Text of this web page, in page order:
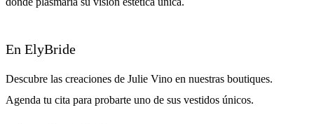
En ElyBride
Descubre las creaciones de Julie Vino en nuestras boutiques.
Agenda tu cita para probarte uno de sus vestidos únicos.